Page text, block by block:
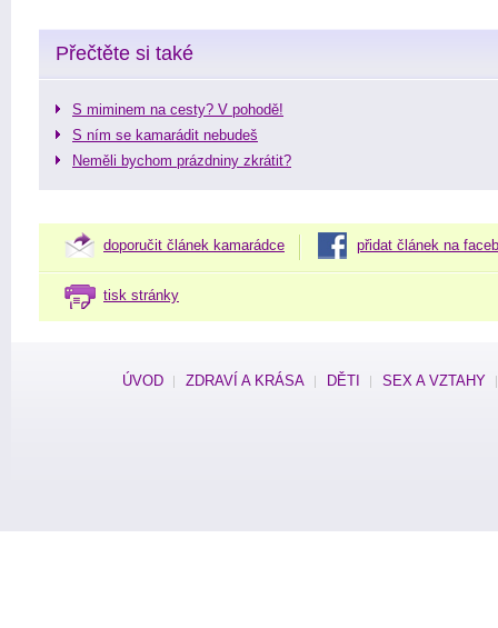
Přečtěte si také
S miminem na cesty? V pohodě!
S ním se kamarádit nebudeš
Neměli bychom prázdniny zkrátit?
doporučit článek kamarádce přidat článek na
tisk stránky
ÚVOD ZDRAVÍ A KRÁSA DĚTI SEX A VZTAHY